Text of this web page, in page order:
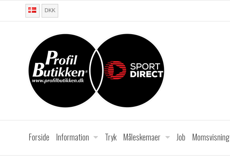
DKK
Forside Information Tryk Måleskemaer Job Momsvisning